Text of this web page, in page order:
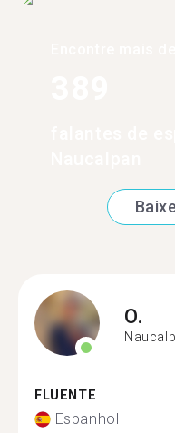
O.
FLUENTE
Espanhol